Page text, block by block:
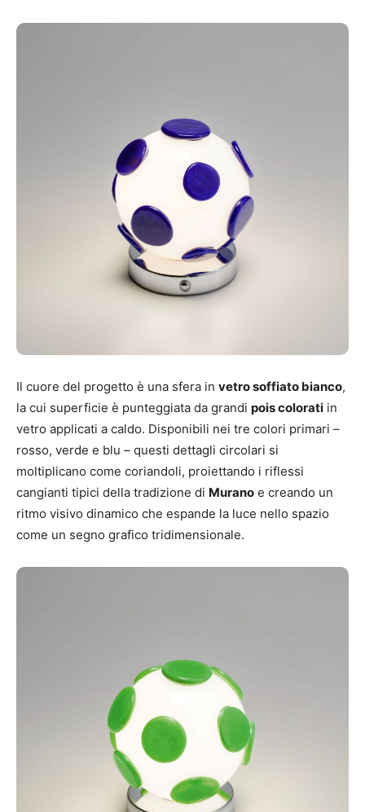
Il cuore del progetto è una sfera in vetro soffiato bianco,
la cui superficie è punteggiata da grandi pois colorati in
vetro applicati a caldo. Disponibili nei tre colori primari –
rosso, verde e blu – questi dettagli circolari si
moltiplicano come coriandoli, proiettando i riflessi
cangianti tipici della tradizione di Murano e creando un
ritmo visivo dinamico che espande la luce nello spazio
come un segno grafico tridimensionale.